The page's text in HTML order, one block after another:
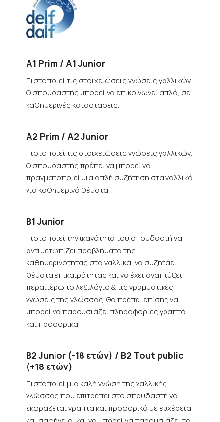
A1 Prim / A1 Junior
Πιστοποιεί τις στοιχειώσεις γνώσεις γαλλικών.
Ο σπουδαστής μπορεί να επικοινωνεί απλά, σε
καθημερινές καταστάσεις.
A2 Prim / A2 Junior
Πιστοποιεί τις στοιχειώσεις γνώσεις γαλλικών.
Ο σπουδαστής πρέπει να μπορεί να
πραγματοποιεί μια απλή συζήτηση στα γαλλικά
για καθημερινά θέματα.
B1 Junior
Πιστοποιεί την ικανότητα του σπουδαστή να
αντιμετωπίζει προβλήματα της
καθημερινότητας στα γαλλικά, να συζητάει
θέματα επικαιρότητας και να έχει αναπτύξει
περαιτέρω το λεξιλόγιο & τις γραμματικές
γνώσεις της γλώσσας. Θα πρέπει επίσης να
μπορεί να παρουσιάζει πληροφορίες γραπτά
και προφορικά.
B2 Junior (-18 ετών) / B2 Tout public
(+18 ετών)
Πιστοποιεί μια καλή γνώση της γαλλικής
γλώσσας που επιτρέπει στο σπουδαστή να
εκφράζεται γραπτά και προφορικά με ευχέρεια